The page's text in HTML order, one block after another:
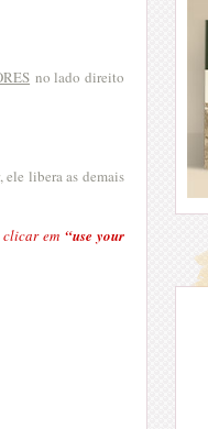
no lado direito
, ele libera as demais
clicar em “use your